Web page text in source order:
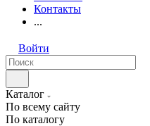
Контакты
...
Войти
Каталог
По всему сайту
По каталогу